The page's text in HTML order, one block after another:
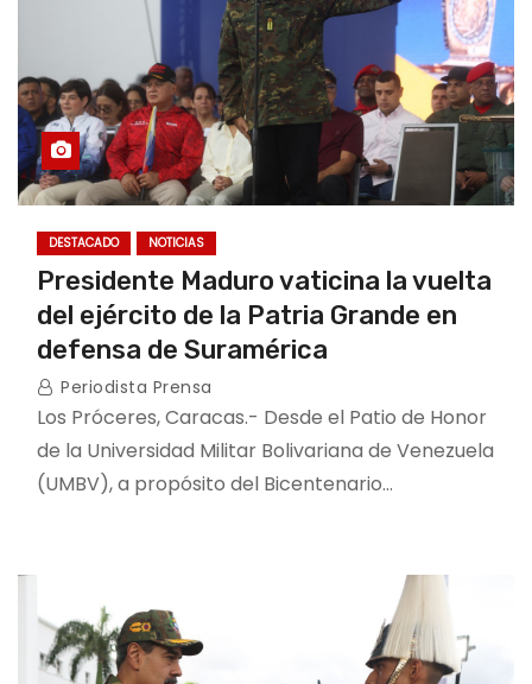
DESTACADO NOTICIAS
Presidente Maduro vaticina la vuelta
del ejército de la Patria Grande en
defensa de Suramérica
Periodista Prensa
Los Próceres, Caracas.- Desde el Patio de Honor
de la Universidad Militar Bolivariana de Venezuela
(UMBV), a propósito del Bicentenario…